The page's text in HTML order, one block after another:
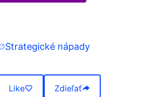
Filter results for: Strategické
Strategické nápady
Like Zdieľať